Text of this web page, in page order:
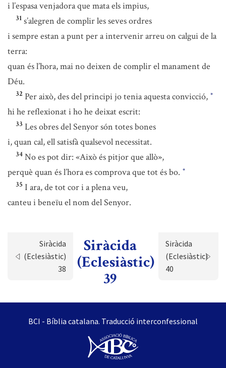
i l’espasa venjadora que mata els impius,
31 s’alegren de complir les seves ordres
i sempre estan a punt per a intervenir arreu on calgui de la
terra:
quan és l’hora, mai no deixen de complir el manament de
Déu.
32 Per això, des del principi jo tenia aquesta convicció, *
hi he reflexionat i ho he deixat escrit:
33 Les obres del Senyor són totes bones
i, quan cal, ell satisfà qualsevol necessitat.
34 No es pot dir: «Això és pitjor que allò»,
perquè quan és l’hora es comprova que tot és bo. *
35 I ara, de tot cor i a plena veu,
canteu i beneïu el nom del Senyor.
Siràcida
(Eclesiàstic)
38
Siràcida
(Eclesiàstic)
39
Siràcida
(Eclesiàstic)
40
BCI - Bíblia catalana. Traducció interconfessional